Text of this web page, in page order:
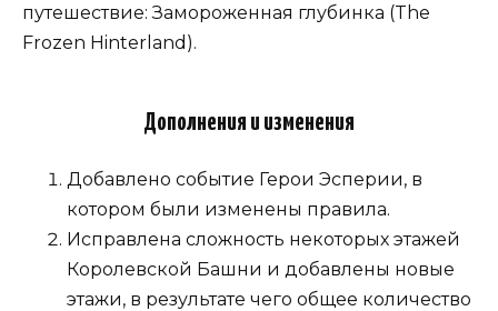
путешествие: Замороженная глубинка (The
Frozen Hinterland).
Дополнения и изменения
Добавлено событие Герои Эсперии, в
котором были изменены правила.
Исправлена ​​сложность некоторых этажей
Королевской Башни и добавлены новые
этажи, в результате чего общее количество